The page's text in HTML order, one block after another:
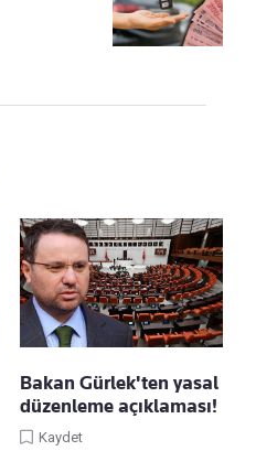
Bakan Gürlek'ten yasal
düzenleme açıklaması!
Kaydet